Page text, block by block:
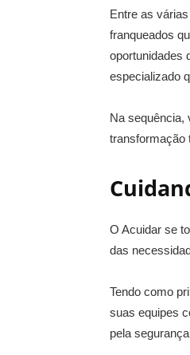
Entre as
franqueados
oportunidades
especializado
Na sequência,
transformação
O Acuidar se
das
Tendo como
suas equipes
pela